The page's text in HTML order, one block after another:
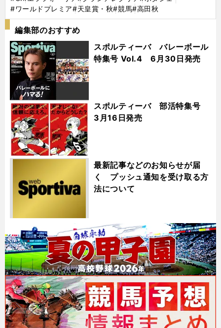
#ワールドプレミア#天皇賞・秋#競馬#高田秋
編集部のおすすめ
スポルティーバ バレーボール
特集号 Vol.4 6月30日発売
スポルティーバ 部活特集号
3月16日発売
最新記事などのお知らせが届
く プッシュ通知を受け取る方
法について